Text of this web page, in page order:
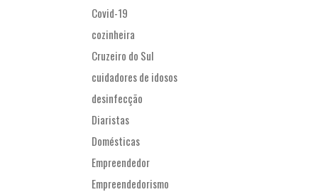
Covid-19
cozinheira
Cruzeiro do Sul
cuidadores de idosos
desinfecção
Diaristas
Domésticas
Empreendedor
Empreendedorismo